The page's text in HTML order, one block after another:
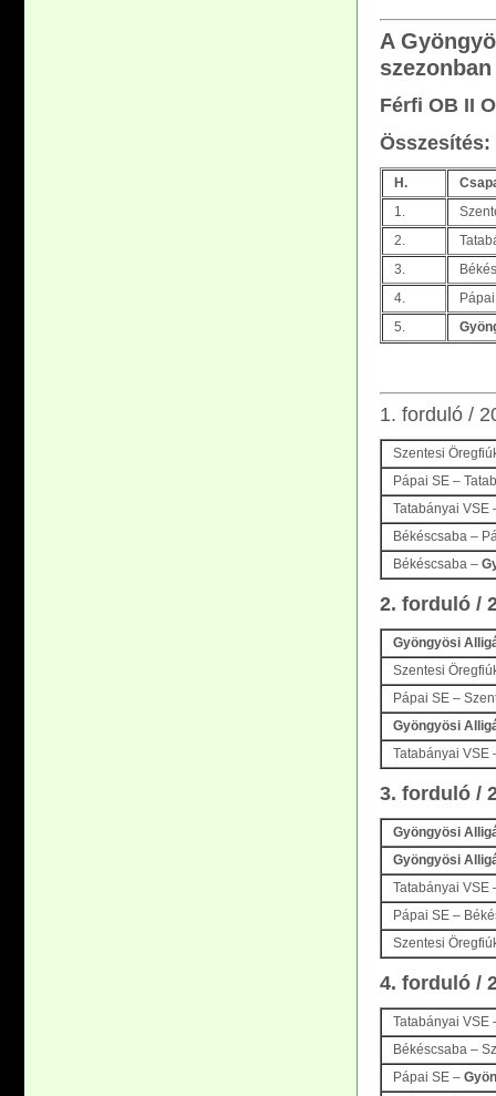
A
Férfi OB II
Összesítés:
H.
1.
2.
3.
4.
5.
1. forduló /
Szentesi
Pápai SE –
Tatabányai VSE
Békéscsaba –
Békéscsaba –
2. forduló /
Gyöngyösi
Szentesi
Pápai SE –
Gyöngyösi
Tatabányai VSE
3. forduló /
Gyöngyösi
Gyöngyösi
Tatabányai VSE
Pápai SE –
Szentesi
4. forduló /
Tatabányai VSE
Békéscsaba –
Pápai SE –